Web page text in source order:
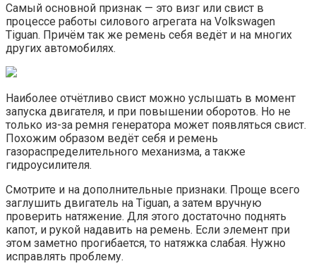
Самый основной признак — это визг или свист в
процессе работы силового агрегата на Volkswagen
Tiguan. Причём так же ремень себя ведёт и на многих
других автомобилях.
Наиболее отчётливо свист можно услышать в момент
запуска двигателя, и при повышении оборотов. Но не
только из-за ремня генератора может появляться свист.
Похожим образом ведёт себя и ремень
газораспределительного механизма, а также
гидроусилителя.
Смотрите и на дополнительные признаки. Проще всего
заглушить двигатель на Tiguan, а затем вручную
проверить натяжение. Для этого достаточно поднять
капот, и рукой надавить на ремень. Если элемент при
этом заметно прогибается, то натяжка слабая. Нужно
исправлять проблему.